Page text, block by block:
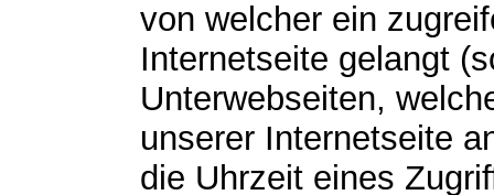
von welcher ein
Internetseite gelangt
Unterwebseiten,
unserer Internetseite
die Uhrzeit eines